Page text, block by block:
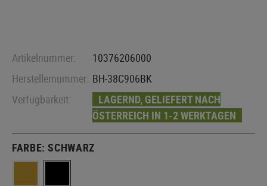
Artikelnummer:
10376206000
Herstellernummer: BH-38C906BK
Verfügbarkeit:
LAGERND, GELIEFERT NACH
ÖSTERREICH IN 1-2 WERKTAGEN
FARBE:SCHWARZ